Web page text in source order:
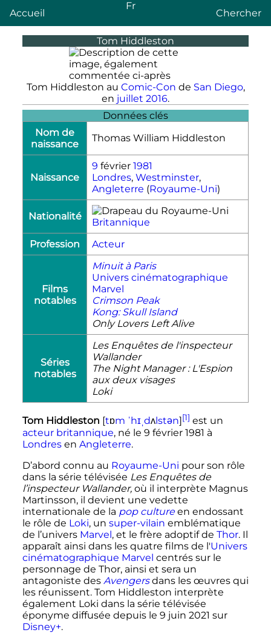
Accueil
Fr
Chercher
Tom Hiddleston
Tom Hiddleston au Comic-Con de San Diego,
en juillet 2016.
Données clés
Nom de
naissance
Thomas William Hiddleston
Naissance
9 février 1981
Londres, Westminster,
Angleterre (Royaume-Uni)
Nationalité
Britannique
Profession
Acteur
Films
notables
Minuit à Paris
Univers cinématographique
Marvel
Crimson Peak
Kong: Skull Island
Only Lovers Left Alive
Séries
notables
Les Enquêtes de l'inspecteur
Wallander
The Night Manager : L'Espion
aux deux visages
Loki
Tom Hiddleston [tɒm ˈhɪˌ dʌlstən][1] est un
acteur britannique, né le 9 février 1981 à
Londresen Angleterre.
D’abord connu au Royaume-Uni pour son rôle
dans la série télévisée Les Enquêtes de
l’inspecteur Wallander, où il interprète Magnus
Martinsson, il devient une vedette
internationale de la pop cultureen endossant
le rôle de Loki, un super-vilain emblématique
de l’univers Marvel, et le frère adoptif de Thor. Il
apparaît ainsi dans les quatre films de l'Univers
cinématographique Marvel centrés sur le
personnage de Thor, ainsi et sera un
antagoniste des Avengersdans les œuvres qui
les réunissent. Tom Hiddleston interprète
également Loki dans la série télévisée
éponyme diffusée depuis le 9 juin 2021 sur
Disney+.